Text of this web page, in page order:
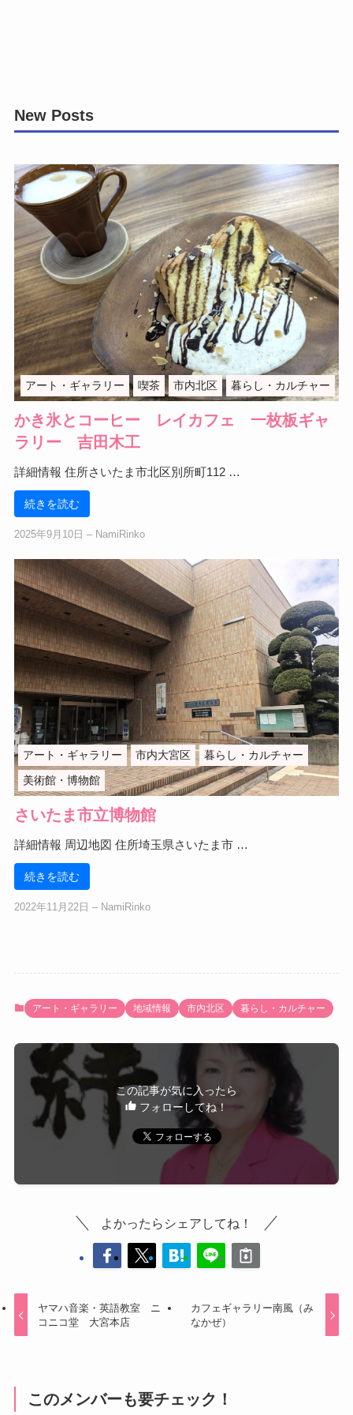
New Posts
アート・ギャラリー 喫茶 市内北区 暮らし・カルチャー
かき氷とコーヒー レイカフェ 一枚板ギャ
ラリー 吉田木工
詳細情報 住所さいたま市北区別所町112 …
続きを読む
2025年9月10日 ‒ NamiRinko
アート・ギャラリー 市内大宮区
暮らし・カルチャー
美術館・博物館
さいたま市立博物館
詳細情報 周辺地図 住所埼玉県さいたま市 …
続きを読む
2022年11月22日 ‒ NamiRinko
アート・ギャラリー 地域情報 市内北区 暮らし・カルチャー
この記事が気に入ったら
フォローしてね！
よかったらシェアしてね！
ヤマハ音楽・英語教室 ニ
コニコ堂 大宮本店
カフェギャラリー南風（み
なかぜ）
このメンバーも要チェック！